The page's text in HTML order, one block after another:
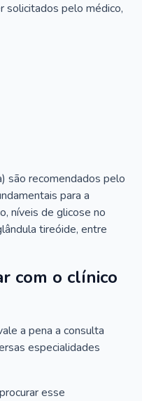
solicitados pelo médico,
são recomendados pelo
para a
níveis de glicose no
tireóide, entre
com o clínico
a pena a consulta
especialidades
esse